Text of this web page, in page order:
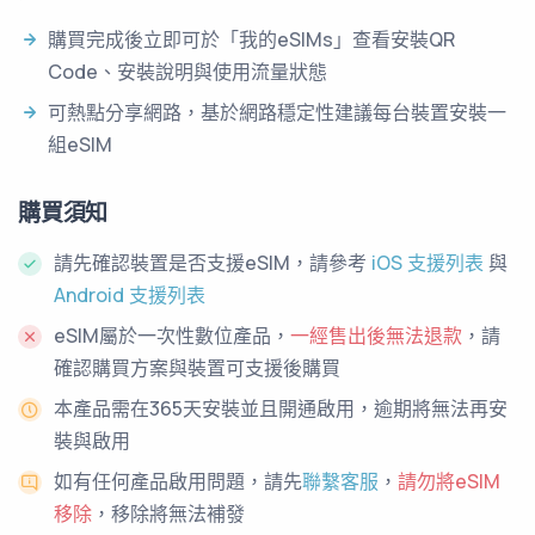
購買完成後立即可於「我的eSIMs」查看安裝QR
Code、安裝說明與使用流量狀態
可熱點分享網路，基於網路穩定性建議每台裝置安裝一
組eSIM
購買須知
請先確認裝置是否支援eSIM，請參考 iOS 支援列表 與
Android 支援列表
eSIM屬於一次性數位產品， 一經售出後無法退款 ，請
確認購買方案與裝置可支援後購買
本產品需在365天安裝並且開通啟用，逾期將無法再安
裝與啟用
如有任何產品啟用問題，請先聯繫客服 ， 請勿將eSIM
移除 ，移除將無法補發